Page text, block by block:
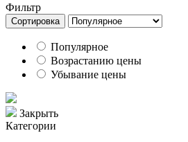
Фильтр
Сортировка
Популярное
Возрастанию цены
Убывание цены
Закрыть
Категории